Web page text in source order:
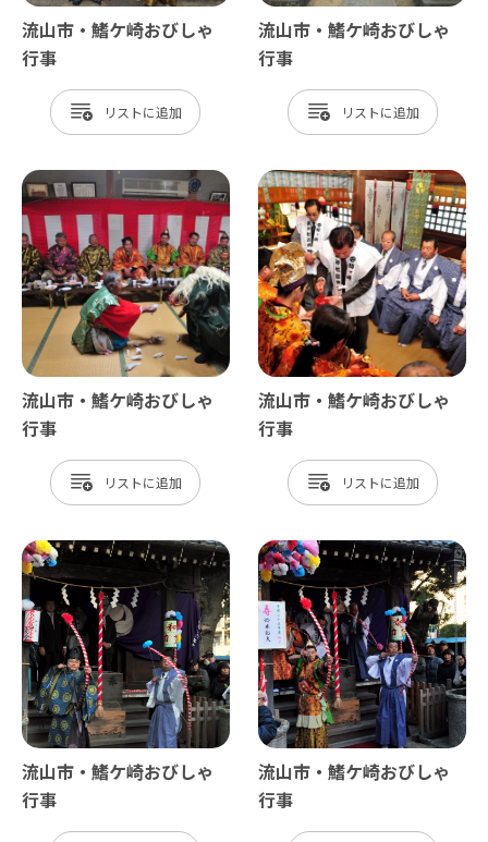
流山市・鰭ケ崎おびしゃ
行事
リスト
流山市・鰭ケ崎おびしゃ
行事
リスト
流山市・鰭ケ崎おびしゃ
行事
リスト
流山市・鰭ケ崎おびしゃ
行事
リスト
流山市・鰭ケ崎おびしゃ
行事
流山市・鰭ケ崎おびしゃ
行事